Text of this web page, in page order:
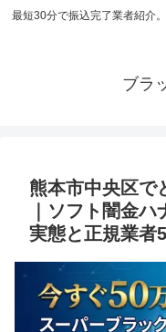
最短30分で振込完了業者紹介
ブラ
熊本市中央区で
｜ソフト闇金
実態と正規業者